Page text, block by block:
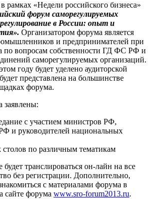
в рамках «Недели российского бизнеса»
форум саморегулируемых
в России: опыт и
Организатором форума является
и предпринимателей при
по вопросам собственности ГД ФС РФ и
саморегулируемых организаций.
году будет уделено аудиторской
представлена на большинстве
форума.
заявлены:
с участием министров РФ,
и руководителей национальных
столов по различным тематикам
транслироваться он-лайн на все
без регистрации. Дополнительно,
с материалами форума в
сайте форума www.sro-forum2013.ru.